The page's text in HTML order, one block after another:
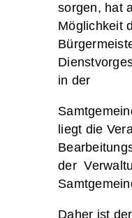
sorgen, hat
Möglichkeit
in der
liegt die
der
Daher ist